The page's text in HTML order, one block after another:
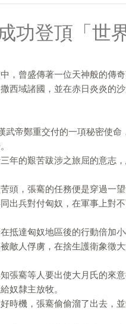
功登頂「世
，曾盛傳著一位天神般的傳
西域諸國，並在赤日炎炎的
帝鄭重交付的一項秘密使命
年的艱苦跋涉之旅屈的意志
頭，張騫的任務便是穿過一
出兵對付匈奴，在軍事上對
抵達匈奴地區後的行動倍加
敵人俘虜，在捨生護衛象徵
張騫等人要出使大月氏的來
奴隸主放牧。
時機，張騫偷偷溜了出去，